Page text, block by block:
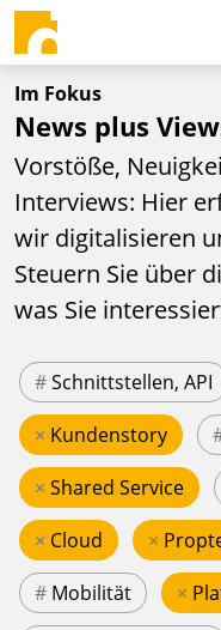
Im Fokus
News plus
Vorstöße,
Interviews: Hier
wir digitalisieren
Steuern Sie über
was Sie
#Schnittstellen, API
× Kundenstory
× Shared Service
× Cloud ×
# Mobilität ×